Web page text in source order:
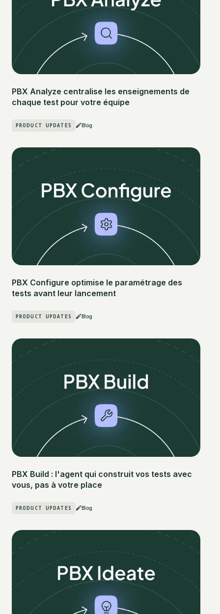
PBX Analyze centralise les enseignements de
chaque test pour votre équipe
PRODUCT UPDATES Blog
PBX Configure optimise le paramétrage des
tests avant leur lancement
PRODUCT UPDATES Blog
PBX Build : l'agent qui construit vos tests avec
vous, pas à votre place
PRODUCT UPDATES Blog